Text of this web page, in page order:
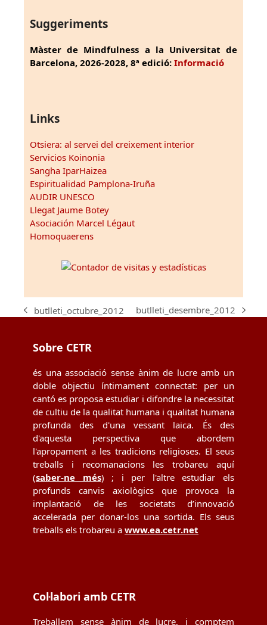
Suggeriments
Màster de Mindfulness a la Universitat de
Barcelona, 2026-2028, 8ª edició: Informació
Links
Otsiera: al servei del creixement interior
Servicios Koinonia
Sangha IparHaizea
Espiritualidad Pamplona-Iruña
AUDIR UNESCO
Llegat Jaume Botey
Asociación Marcel Légaut
Homoquaerens
previous
butlleti_octubre_2012
next
butlleti_desembre_2012
Sobre CETR
és una associació sense ànim de lucre amb un
doble objectiu íntimament connectat: per un
cantó es proposa estudiar i difondre la necessitat
de cultiu de la qualitat humana i qualitat humana
profunda des d'una vessant laica. És des
d'aquesta perspectiva que abordem
l'apropament a les tradicions religioses. El seus
treballs i recomanacions les trobareu aquí
(saber-ne més) ; i per l'altre estudiar els
profunds canvis axiològics que provoca la
implantació de les societats d’innovació
accelerada per donar-los una sortida. Els seus
treballs els trobareu a www.ea.cetr.net
Col·labori amb CETR
Treballem sense ànim de lucre, i comptem